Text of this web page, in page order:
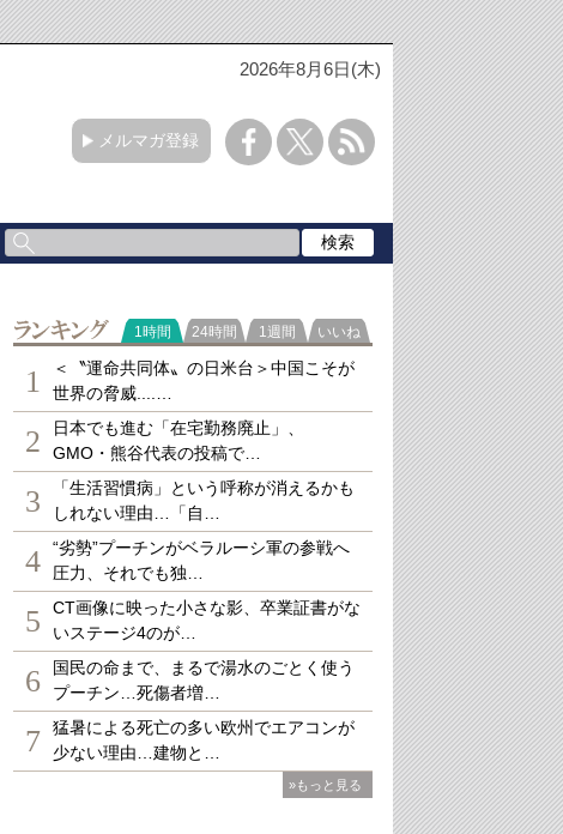
2026年8月6日(木)
メルマガ登録
ランキング
1時間 24時間 1週間 いいね
1
＜〝運命共同体〟の日米台＞中国こそが
世界の脅威....…
2
日本でも進む「在宅勤務廃止」、
GMO・熊谷代表の投稿で…
3
「生活習慣病」という呼称が消えるかも
しれない理由…「自…
4
“劣勢”プーチンがベラルーシ軍の参戦へ
圧力、それでも独…
5
CT画像に映った小さな影、卒業証書がな
いステージ4のが…
6
国民の命まで、まるで湯水のごとく使う
プーチン…死傷者増…
7
猛暑による死亡の多い欧州でエアコンが
少ない理由…建物と…
»もっと見る